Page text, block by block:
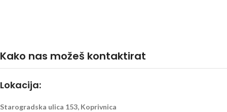
Kako nas možeš kontaktirat
Lokacija:
Starogradska ulica 153, Koprivnica